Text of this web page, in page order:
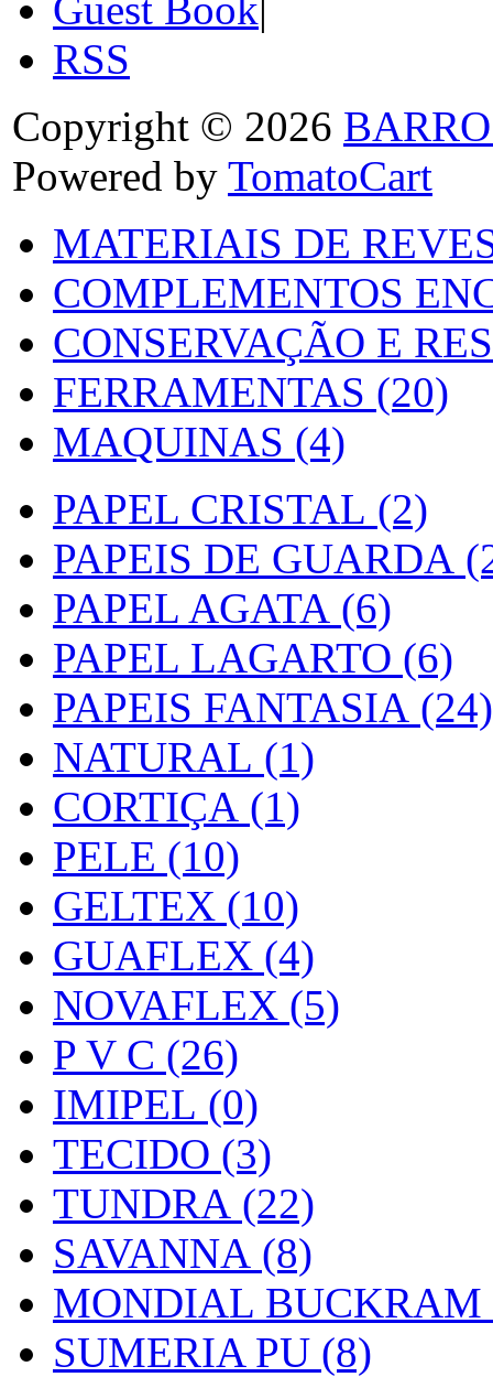
RSS
Copyright © 2026
Powered by TomatoCart
MATERIAIS DE
COMPLEMENTOS
CONSERVAÇÃO E
FERRAMENTAS (20)
MAQUINAS (4)
PAPEL CRISTAL (2)
PAPEIS DE GUARDA
PAPEL AGATA (6)
PAPEL LAGARTO (6)
PAPEIS FANTASIA (24)
NATURAL (1)
CORTIÇA (1)
PELE (10)
GELTEX (10)
GUAFLEX (4)
NOVAFLEX (5)
P V C (26)
IMIPEL (0)
TECIDO (3)
TUNDRA (22)
SAVANNA (8)
MONDIAL BUCKRAM
SUMERIA PU (8)